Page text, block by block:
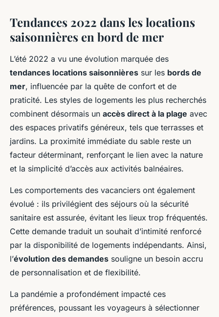
Tendances 2022 dans les locations
saisonnières en bord de mer
L’été 2022 a vu une évolution marquée des
tendances locations saisonnières sur les bords de
mer, influencée par la quête de confort et de
praticité. Les styles de logements les plus recherchés
combinent désormais un accès direct à la plage avec
des espaces privatifs généreux, tels que terrasses et
jardins. La proximité immédiate du sable reste un
facteur déterminant, renforçant le lien avec la nature
et la simplicité d’accès aux activités balnéaires.
Les comportements des vacanciers ont également
évolué : ils privilégient des séjours où la sécurité
sanitaire est assurée, évitant les lieux trop fréquentés.
Cette demande traduit un souhait d’intimité renforcé
par la disponibilité de logements indépendants. Ainsi,
l’évolution des demandes souligne un besoin accru
de personnalisation et de flexibilité.
La pandémie a profondément impacté ces
préférences, poussant les voyageurs à sélectionner